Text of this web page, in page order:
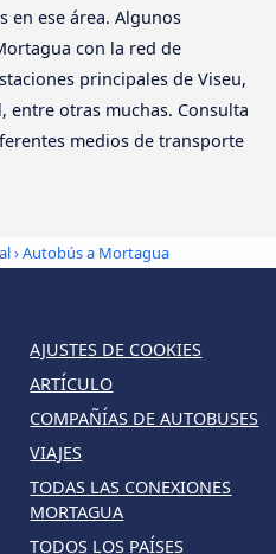
en ese área. Algunos
con la red de
principales de Viseu,
entre otras muchas. Consulta
medios de transporte
› Autobús a Mortagua
AJUSTES DE COOKIES
ARTÍCULO
COMPAÑÍAS DE AUTOBUSES
VIAJES
TODAS LAS CONEXIONES
MORTAGUA
TODOS LOS PAÍSES